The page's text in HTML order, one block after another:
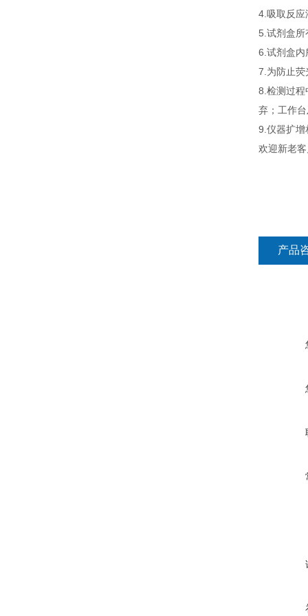
4.吸取反应
5.试剂盒所
6.试剂盒内
7.为防止荧
8.检测过程
弃；工作
9.仪器扩增
欢迎新老
产品